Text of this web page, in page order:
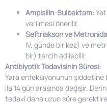
Ampisilin-Sulbaktam:
verilmesi önerilir.
Seftriakson ve
IV, günde bir kez) ve
bir) tercih edilebilir.
Antibiyotik Tedavisinin Süresi:
Yara enfeksiyonunun şiddetine
ila 14 gün arasında değişir.
tedavi daha uzun süre